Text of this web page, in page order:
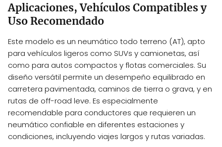
Aplicaciones, Vehículos Compatibles y
Uso Recomendado
Este modelo es un neumático todo terreno (AT), apto
para vehículos ligeros como SUVs y camionetas, así
como para autos compactos y flotas comerciales. Su
diseño versátil permite un desempeño equilibrado en
carretera pavimentada, caminos de tierra o grava, y en
rutas de off-road leve. Es especialmente
recomendable para conductores que requieren un
neumático confiable en diferentes estaciones y
condiciones, incluyendo viajes largos y rutas variadas.